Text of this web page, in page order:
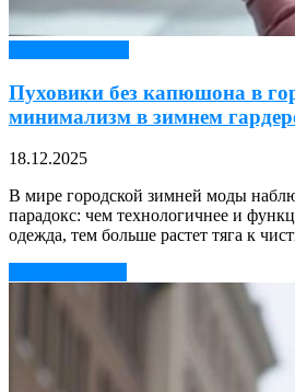
Пуховики без капюшона в
минимализм в зимнем
18.12.2025
В мире городской зимней моды
парадокс: чем технологичнее и
одежда, тем больше растет тяга к